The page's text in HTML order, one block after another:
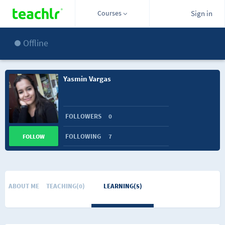
Courses Sign in
Offline
Yasmin Vargas
FOLLOWERS 0
FOLLOWING 7
FOLLOW
ABOUT ME TEACHING(0) LEARNING(5)